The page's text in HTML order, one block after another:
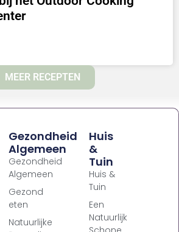
MEER RECEPTEN
Gezondheid
Algemeen
Gezondheid
Algemeen
Gezond
eten
Natuurlijke
Huis
&
Tuin
Huis &
Tuin
Een
Natuurlijk